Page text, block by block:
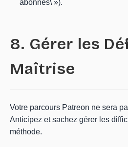
abonnés\ »).
8. Gérer les
Maîtrise
Votre parcours Patreon ne sera
Anticipez et sachez gérer les
méthode.